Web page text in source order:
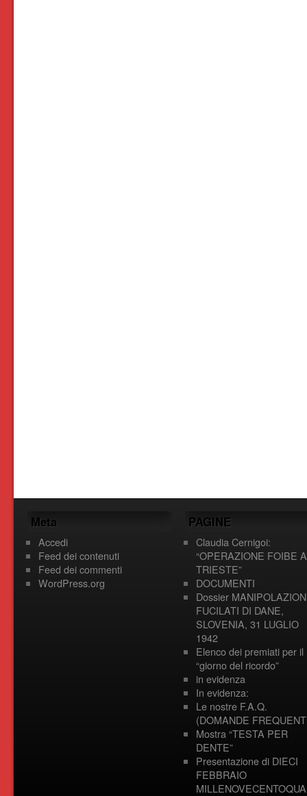
Meta
Accedi
Feed dei contenuti
Feed dei commenti
WordPress.org
PAGINE
Claudia Cernigoi:
“OPERAZIONE FOIBE A
TRIESTE”
DOCUMENTI
Dossier
FUCILATI DI DANE,
SLOVENIA, 31 LUGLIO
1942
Elenco dei premiati per il
“giorno del ricordo”
in evidenza
In evidenza:
Le nostre F.A.Q.
(DOMANDE
Mostra “TESTA PER
DENTE”
Presentazione di DIECI
FEBBRAIO